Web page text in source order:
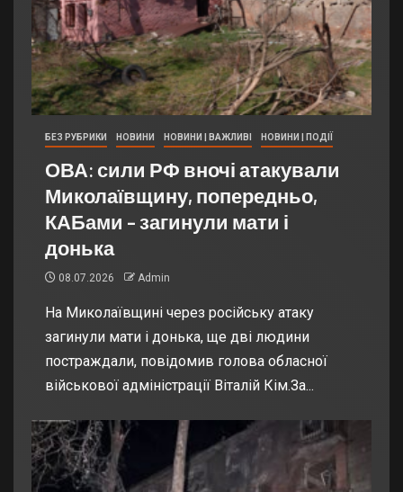
БЕЗ РУБРИКИ НОВИНИ НОВИНИ | ВАЖЛИВІ НОВИНИ | ПОДІЇ
ОВА: сили РФ вночі атакували
Миколаївщину, попередньо,
КАБами – загинули мати і
донька
08.07.2026 Admin
На Миколаївщині через російську атаку
загинули мати і донька, ще дві людини
постраждали, повідомив голова обласної
військової адміністрації Віталій Кім.За...